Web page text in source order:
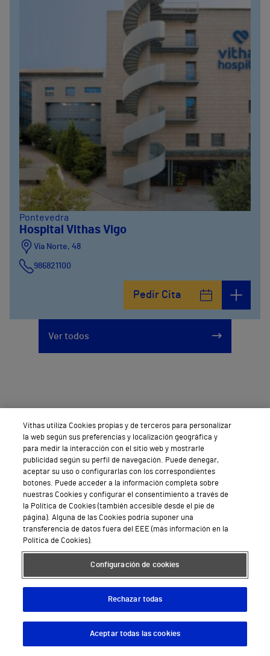
Pontevedra
Hospital Vithas Vigo
Vía Norte, 48
986821100
Pedir Cita
Ver todos
Preguntas Frecuentes
¿Cuánto tiempo dura el tratamiento de
inseminación artificial con semen
conyugal?
¿Es doloroso el procedimiento de
inseminación?
¿Qué pasa si no me quedo embarazada en
el primer intento?
¿Cuáles son los riesgos de la
Descargar App
Vithas utiliza Cookies propias y de terceros para personalizar
la web según sus preferencias y localización geográfica y
para medir la interacción con el sitio web y mostrarle
publicidad según su perfil de navegación. Puede denegar,
aceptar su uso o configurarlas con los correspondientes
botones. Puede acceder a la información completa sobre
nuestras Cookies y configurar el consentimiento a través de
la Política de Cookies (también accesible desde el pie de
página). Alguna de las Cookies podría suponer una
transferencia de datos fuera del EEE (más información en la
Política de Cookies).
Configuración de cookies
Rechazar todas
Aceptar todas las cookies